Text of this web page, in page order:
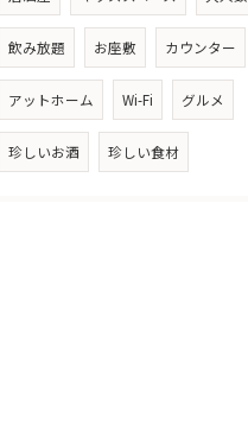
飲み放題 お座敷 カウンター
アットホーム Wi-Fi グルメ
珍しいお酒 珍しい食材